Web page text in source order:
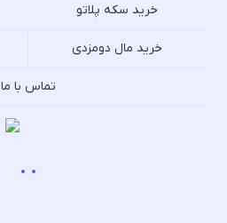
خرید سکه پلاتو
خرید مال دومزدی
تماس با ما